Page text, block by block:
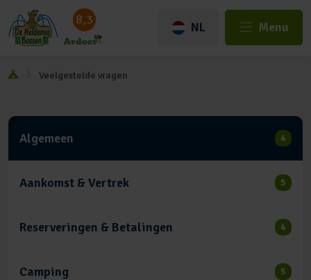
8,3
NL Menu
Veelgestelde vragen
Algemeen 4
Aankomst & Vertrek 5
Reserveringen & Betalingen 4
Camping 5